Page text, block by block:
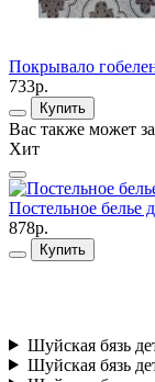
Покрывало
733р.
Купить
Вас также может
Хит
Постельное белье
878р.
Купить
Шуйская бязь
Шуйская бязь